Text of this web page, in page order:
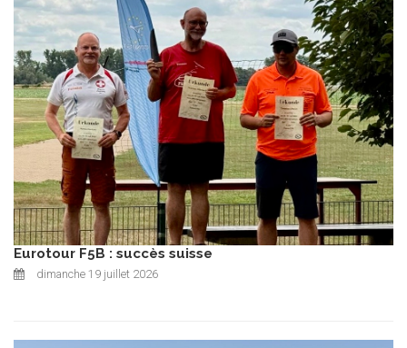
Eurotour F5B : succès suisse
dimanche 19 juillet 2026